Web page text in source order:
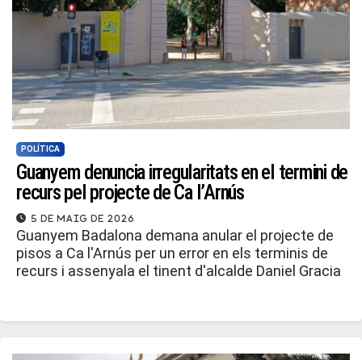
POLÍTICA
Guanyem denuncia irregularitats en el termini de
recurs pel projecte de Ca l’Arnús
5 de maig de 2026
Guanyem Badalona demana anular el projecte de
pisos a Ca l'Arnús per un error en els terminis de
recurs i assenyala el tinent d'alcalde Daniel Gracia